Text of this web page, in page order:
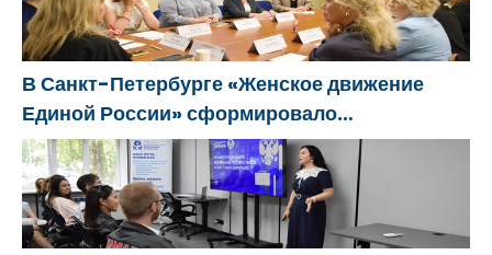
В Санкт-Петербурге «Женское движение
Единой России» сформировало
предложения по развитию городских
программ поддержки женщин